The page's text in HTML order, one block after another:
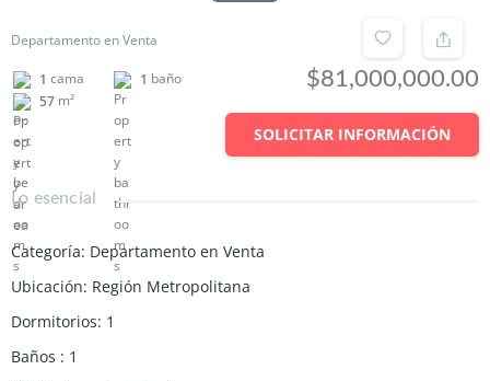
Departamento en Venta
1 cama 1 baño
57 m²
$81,000,000.00
SOLICITAR INFORMACIÓN
Lo esencial
Categoría: Departamento en Venta
Ubicación: Región Metropolitana
Dormitorios: 1
Baños : 1